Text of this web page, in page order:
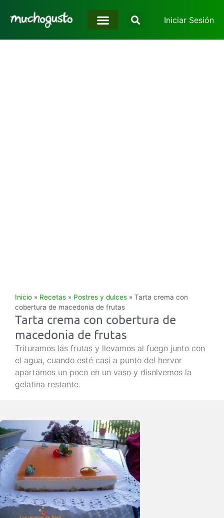
Iniciar Sesión
Inicio » Recetas » Postres y dulces » Tarta crema con
cobertura de macedonia de frutas
Tarta crema con cobertura de
macedonia de frutas
Trituramos las frutas y llevamos al fuego junto con
el agua, cuando esté casi a punto del hervor
apartamos un poco en un vaso y disolvemos la
gelatina restante.